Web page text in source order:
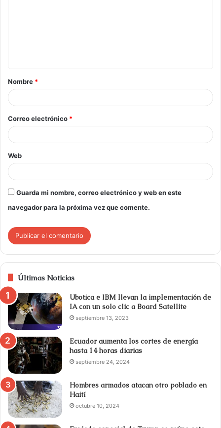
Nombre *
Correo electrónico *
Web
Guarda mi nombre, correo electrónico y web en este
navegador para la próxima vez que comente.
Últimas Noticias
Ubotica e IBM llevan la implementación de
IA con un solo clic a Board Satellite
septiembre 13, 2023
Ecuador aumenta los cortes de energía
hasta 14 horas diarias
septiembre 24, 2024
Hombres armados atacan otro poblado en
Haití
octubre 10, 2024